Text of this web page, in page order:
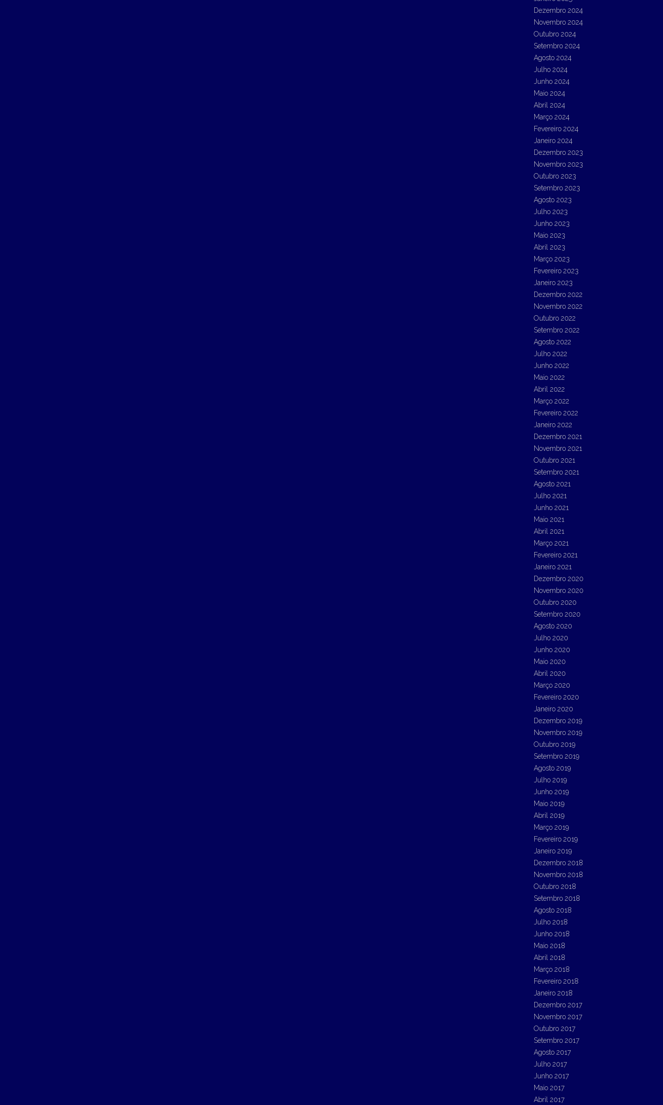
Dezembro 2024
Novembro 2024
Outubro 2024
Setembro 2024
Agosto 2024
Julho 2024
Junho 2024
Maio 2024
Abril 2024
Março 2024
Fevereiro 2024
Janeiro 2024
Dezembro 2023
Novembro 2023
Outubro 2023
Setembro 2023
Agosto 2023
Julho 2023
Junho 2023
Maio 2023
Abril 2023
Março 2023
Fevereiro 2023
Janeiro 2023
Dezembro 2022
Novembro 2022
Outubro 2022
Setembro 2022
Agosto 2022
Julho 2022
Junho 2022
Maio 2022
Abril 2022
Março 2022
Fevereiro 2022
Janeiro 2022
Dezembro 2021
Novembro 2021
Outubro 2021
Setembro 2021
Agosto 2021
Julho 2021
Junho 2021
Maio 2021
Abril 2021
Março 2021
Fevereiro 2021
Janeiro 2021
Dezembro 2020
Novembro 2020
Outubro 2020
Setembro 2020
Agosto 2020
Julho 2020
Junho 2020
Maio 2020
Abril 2020
Março 2020
Fevereiro 2020
Janeiro 2020
Dezembro 2019
Novembro 2019
Outubro 2019
Setembro 2019
Agosto 2019
Julho 2019
Junho 2019
Maio 2019
Abril 2019
Março 2019
Fevereiro 2019
Janeiro 2019
Dezembro 2018
Novembro 2018
Outubro 2018
Setembro 2018
Agosto 2018
Julho 2018
Junho 2018
Maio 2018
Abril 2018
Março 2018
Fevereiro 2018
Janeiro 2018
Dezembro 2017
Novembro 2017
Outubro 2017
Setembro 2017
Agosto 2017
Julho 2017
Junho 2017
Maio 2017
Abril 2017